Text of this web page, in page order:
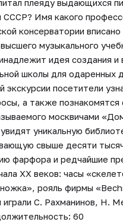
плеяду выдающихся
СССР? Имя какого
консерватории
музыкального
идея создания и
школы для одаренных
экскурсии посетители
а также познакомятся
москвичами
уникальную
свыше десяти
фарфора и редчайшие
XX веков: часы
рояль фирмы
играли С. Рахманинов, Н.
60